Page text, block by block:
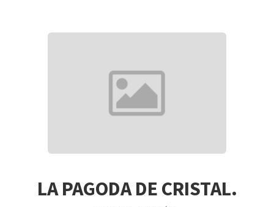
LA PAGODA DE CRISTAL.